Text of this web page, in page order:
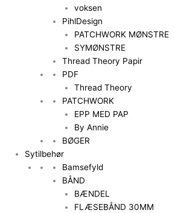
voksen
PihlDesign
PATCHWORK MØNSTRE
SYMØNSTRE
Thread Theory Papir
PDF
Thread Theory
PATCHWORK
EPP MED PAP
By Annie
BØGER
Sytilbehør
Bamsefyld
BÅND
BÆNDEL
FLÆSEBÅND 30MM